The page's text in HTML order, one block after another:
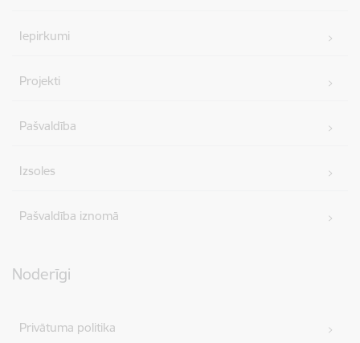
Iepirkumi
Projekti
Pašvaldība
Izsoles
Pašvaldība iznomā
Noderīgi
Privātuma politika